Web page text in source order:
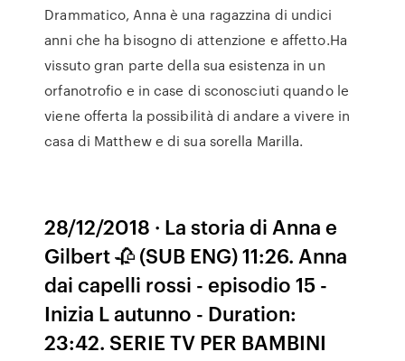
Drammatico, Anna è una ragazzina di undici
anni che ha bisogno di attenzione e affetto.Ha
vissuto gran parte della sua esistenza in un
orfanotrofio e in case di sconosciuti quando le
viene offerta la possibilità di andare a vivere in
casa di Matthew e di sua sorella Marilla.
28/12/2018 · La storia di Anna e
Gilbert 🥀 (SUB ENG) 11:26. Anna
dai capelli rossi - episodio 15 -
Inizia L autunno - Duration:
23:42. SERIE TV PER BAMBINI